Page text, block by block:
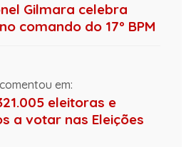
Gilmara celebra
comando do 17º BPM
em:
eleitoras e
a votar nas Eleições